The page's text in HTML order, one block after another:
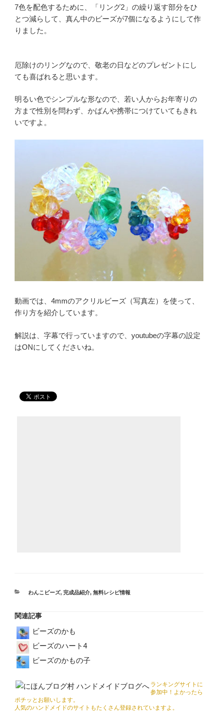
7色を配色するために、「リング2」の繰り返す部分をひ
とつ減らして、真ん中のビーズが7個になるようにして作
りました。
厄除けのリングなので、敬老の日などのプレゼントにし
ても喜ばれると思います。
明るい色でシンプルな形なので、若い人からお年寄りの
方まで性別を問わず、かばんや携帯につけていてもきれ
いですよ。
動画では、4mmのアクリルビーズ（写真左）を使って、
作り方を紹介しています。
解説は、字幕で行っていますので、youtubeの字幕の設定
はONにしてくださいね。
カ
リ
ー
わんこビーズ, 完成品紹介, 無料レシピ情報
関連記事
ビーズのかも
ビーズのハート4
ビーズのかもの子
ランキングサイトに
参加中！よかったら
ポチッとお願いします。
人気のハンドメイドのサイトもたくさん登録されていますよ。